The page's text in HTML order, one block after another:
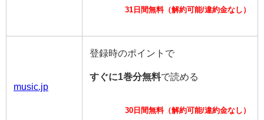
31日間無料（解約可能/違約金なし）
music.jp
登録時のポイントで
すぐに1巻分無料で読める
30日間無料（解約可能/違約金なし）